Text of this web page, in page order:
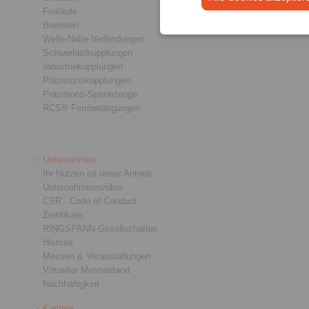
Freiläufe
Bremsen
Welle-Nabe-Verbindungen
Schwerlastkupplungen
Industriekupplungen
Präzisionskupplungen
Präzisions-Spannzeuge
RCS® Fernbetätigungen
Unternehmen
Ihr Nutzen ist unser Antrieb
Unternehmensvideo
CSR - Code of Conduct
Zertifikate
RINGSPANN-Gesellschaften
Historie
Messen & Veranstaltungen
Virtueller Messestand
Nachhaltigkeit